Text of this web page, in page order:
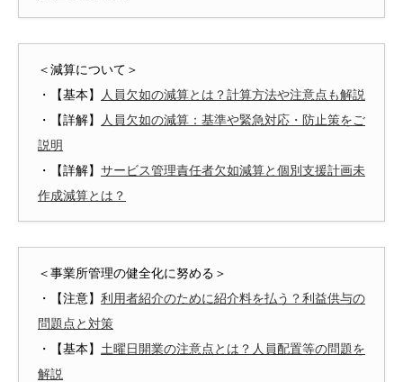
＜減算について＞
・【基本】
人員欠如の減算とは？計算方法や注意点も解説
・【詳解】
人員欠如の減算：基準や緊急対応・防止策をご
説明
・【詳解】 サービス管理責任者欠如減算と個別支援計画未
作成減算とは？
＜事業所管理の健全化に努める＞
・【注意】 利用者紹介のために紹介料を払う？利益供与の
問題点と対策
・【基本】 土曜日開業の注意点とは？人員配置等の問題を
解説